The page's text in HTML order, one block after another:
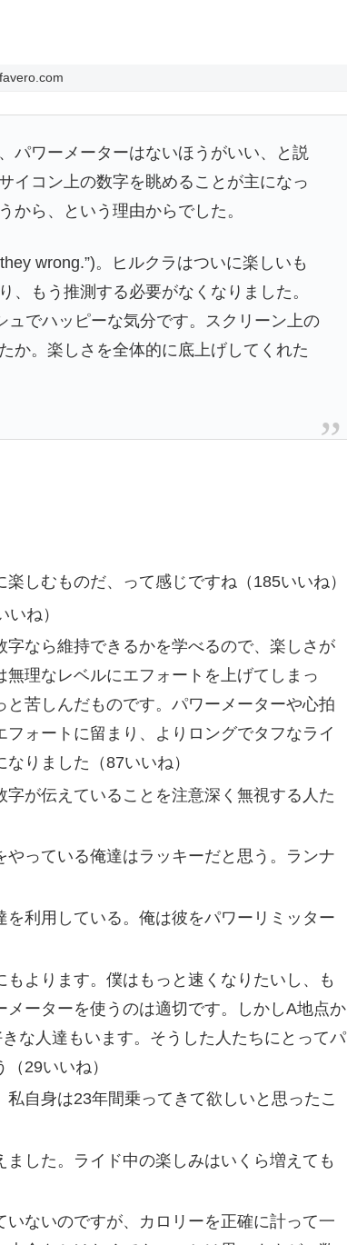
パワーメーターはないほうがいい、と説
イコン上の数字を眺めることが主になっ
から、という理由からでした。
wrong.”)。ヒルクラはついに楽しいも
もう推測する必要がなくなりました。
でハッピーな気分です。スクリーン上の
か。楽しさを全体的に底上げしてくれた
しむものだ、って感じですね（185いいね）
ね）
なら維持できるかを学べるので、楽しさが
理なレベルにエフォートを上げてしまっ
苦しんだものです。パワーメーターや心拍
ォートに留まり、よりロングでタフなライ
りました（87いいね）
が伝えていることを注意深く無視する人た
っている俺達はラッキーだと思う。ランナ
利用している。俺は彼をパワーリミッター
よります。僕はもっと速くなりたいし、も
ーターを使うのは適切です。しかしA地点か
な人達もいます。そうした人たちにとってパ
29いいね）
自身は23年間乗ってきて欲しいと思ったこ
した。ライド中の楽しみはいくら増えても
ないのですが、カロリーを正確に計って一